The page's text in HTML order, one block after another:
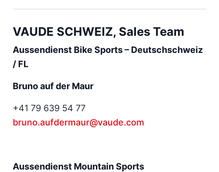
VAUDE SCHWEIZ, Sales Team
Aussendienst Bike Sports – Deutschschweiz
/ FL
Bruno auf der Maur
+41 79 639 54 77
bruno.aufdermaur@vaude.com
Aussendienst Mountain Sports